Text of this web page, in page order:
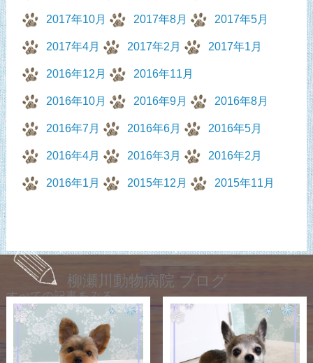
2017年10月 2017年8月 2017年5月
2017年4月 2017年2月 2017年1月
2016年12月 2016年11月
2016年10月 2016年9月 2016年8月
2016年7月 2016年6月 2016年5月
2016年4月 2016年3月 2016年2月
2016年1月 2015年12月 2015年11月
柳瀬川動物病院 ブログ
すべての記事をみる